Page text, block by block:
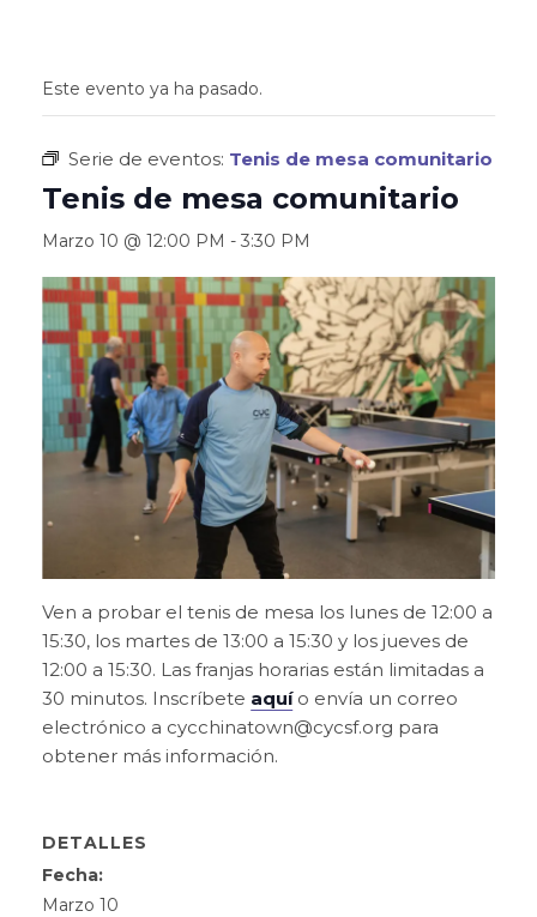
Este evento ya ha pasado.
Serie de eventos: Tenis de mesa comunitario
Tenis de mesa comunitario
Marzo 10 @ 12:00 PM - 3:30 PM
Ven a probar el tenis de mesa los lunes de 12:00 a
15:30, los martes de 13:00 a 15:30 y los jueves de
12:00 a 15:30. Las franjas horarias están limitadas a
30 minutos. Inscríbete aquío envía un correo
electrónico a cycchinatown@cycsf.org para
obtener más información.
DETALLES
Fecha:
Marzo 10